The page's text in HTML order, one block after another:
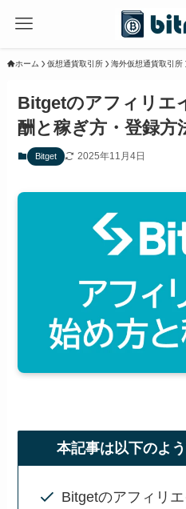
ホーム 仮想通貨取引所 海外仮想通貨取引所
Bitgetのアフィリエ
酬と稼ぎ方・登録方
Bitget 2025年11月4日
本記事は以下のよ
Bitgetのアフィリ